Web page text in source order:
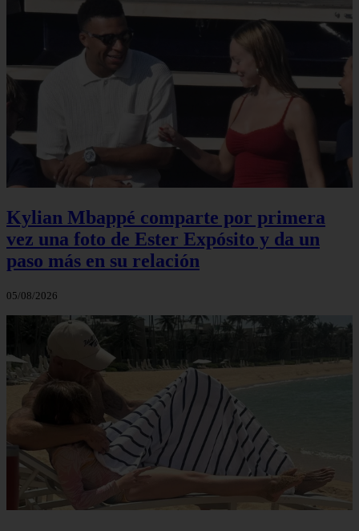
Kylian Mbappé comparte por primera
vez una foto de Ester Expósito y da un
paso más en su relación
05/08/2026